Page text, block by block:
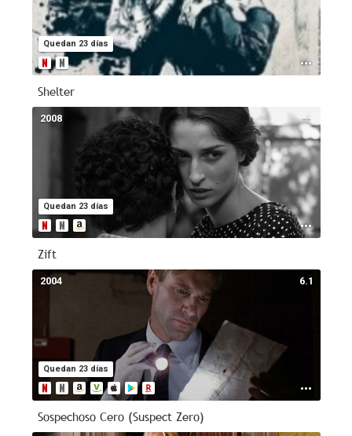
Quedan 23 días
Shelter
--
Quedan 23 días
2008
Zift
6.1
Quedan 23 días
2004
Sospechoso Cero (Suspect Zero)